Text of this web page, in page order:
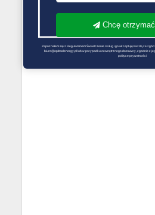
Chcę
Zapoznałem się z Regulaminem Świadczenie Usług i go akceptuję Każdą ze
biuro@optimalenergy.pl lub w przypadku zewnętrznego dostawcy, zgodnie z
polityce prywatności